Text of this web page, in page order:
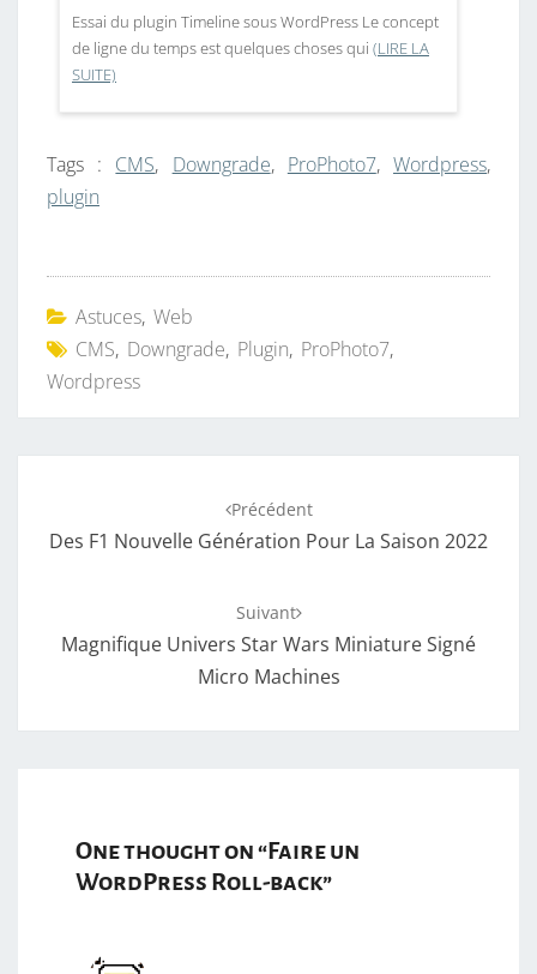
Essai du plugin Timeline sous WordPress Le concept
de ligne du temps est quelques choses qui (LIRE LA
SUITE)
Tags : CMS, Downgrade, ProPhoto7,Wordpress,
plugin
Astuces, Web
CMS, Downgrade, Plugin, ProPhoto7,
Wordpress
Précédent
Des F1 Nouvelle Génération Pour La Saison 2022
Suivant
Magnifique Univers Star Wars Miniature Signé
Micro Machines
One thought on “Faire un
WordPress Roll-back”